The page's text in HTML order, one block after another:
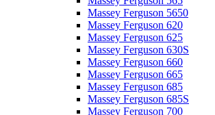
Massey Ferguson 5650
Massey Ferguson 620
Massey Ferguson 625
Massey Ferguson 630S
Massey Ferguson 660
Massey Ferguson 665
Massey Ferguson 685
Massey Ferguson 685S
Massey Ferguson 700